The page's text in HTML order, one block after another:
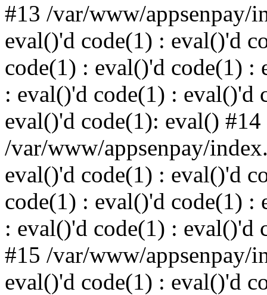
#13 /var/www/appsenpay/
eval()'d code(1) : eval()'d
code(1) : eval()'d code(1) :
: eval()'d code(1) : eval()'d
eval()'d code(1): eval() #14
/var/www/appsenpay/
eval()'d code(1) : eval()'d
code(1) : eval()'d code(1) :
: eval()'d code(1) : eval()'d
#15 /var/www/appsenpay/
eval()'d code(1) : eval()'d